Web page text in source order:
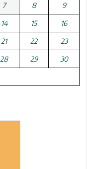
7 8 9
14 15 16
21 22 23
28 29 30